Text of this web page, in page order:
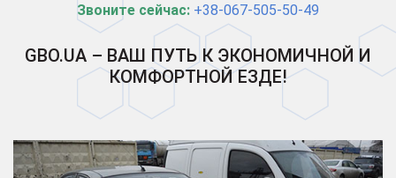
Звоните сейчас: +38-067-505-50-49
GBO.UA – ВАШ ПУТЬ К ЭКОНОМИЧНОЙ И
КОМФОРТНОЙ ЕЗДЕ!